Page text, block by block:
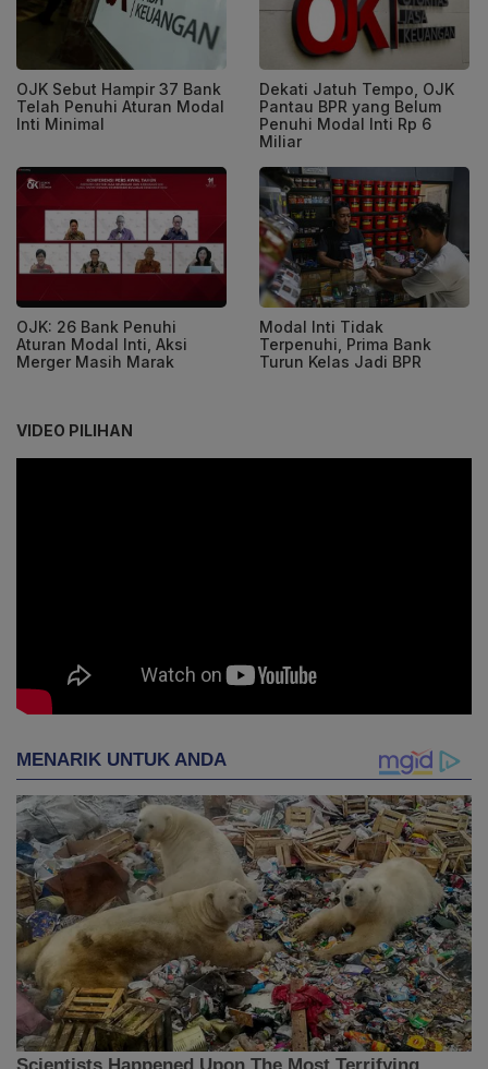
OJK Sebut Hampir 37 Bank
Telah Penuhi Aturan Modal
Inti Minimal
Dekati Jatuh Tempo, OJK
Pantau BPR yang Belum
Penuhi Modal Inti Rp 6
Miliar
OJK: 26 Bank Penuhi
Aturan Modal Inti, Aksi
Merger Masih Marak
Modal Inti Tidak
Terpenuhi, Prima Bank
Turun Kelas Jadi BPR
VIDEO PILIHAN